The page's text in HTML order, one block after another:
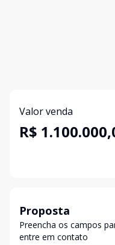
Valor venda
R$
Proposta
Preencha os campos
entre em contato